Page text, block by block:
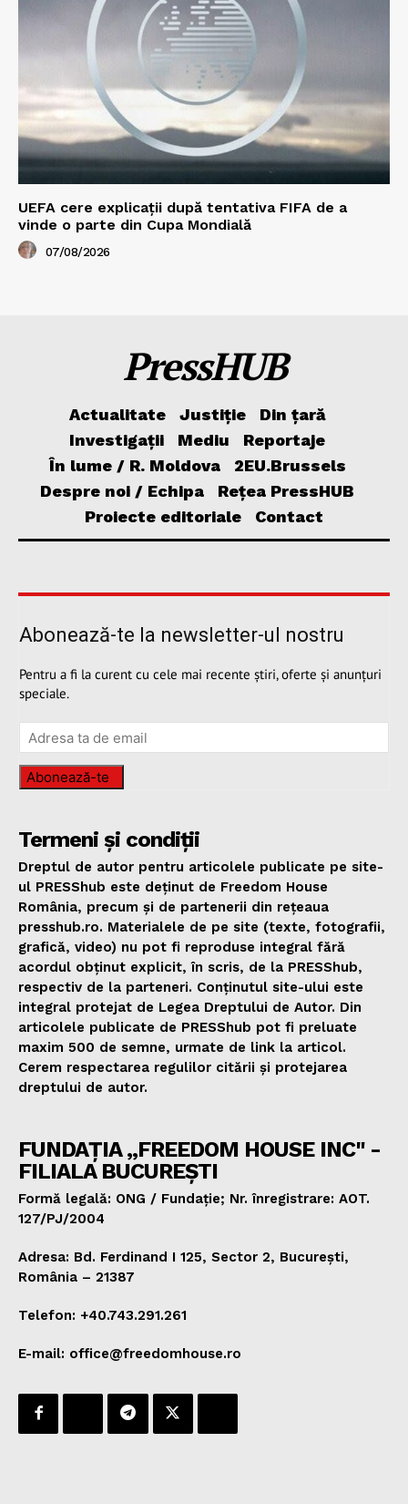
UEFA cere explicații după tentativa FIFA de a
vinde o parte din Cupa Mondială
07/08/2026
PressHUB
Actualitate Justiție
Din țară
Investigații
Mediu
Reportaje
În lume / R. Moldova
2EU.Brussels
Despre noi / Echipa
Rețea PressHUB
Proiecte editoriale
Contact
Abonează-te la newsletter-ul nostru
Pentru a fi la curent cu cele mai recente știri, oferte și anunțuri
speciale.
Abonează-te
Termeni și condiții
Dreptul de autor pentru articolele publicate pe site-
ul PRESShub este deținut de Freedom House
România, precum și de partenerii din rețeaua
presshub.ro. Materialele de pe site (texte, fotografii,
grafică, video) nu pot fi reproduse integral fără
acordul obținut explicit, în scris, de la PRESShub,
respectiv de la parteneri. Conținutul site-ului este
integral protejat de Legea Dreptului de Autor. Din
articolele publicate de PRESShub pot fi preluate
maxim 500 de semne, urmate de link la articol.
Cerem respectarea regulilor citării și protejarea
dreptului de autor.
FUNDAȚIA „FREEDOM HOUSE INC" -
FILIALA BUCUREȘTI
Formă legală: ONG / Fundație; Nr. înregistrare: AOT.
127/PJ/2004
Adresa: Bd. Ferdinand I 125, Sector 2, București,
România – 21387
Telefon: +40.743.291.261
E-mail: office@freedomhouse.ro